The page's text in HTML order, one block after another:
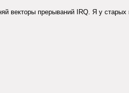
векторы прерываний IRQ. Я у старых